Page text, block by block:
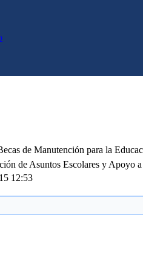
de Manutención para la
de Asuntos Escolares y Apoyo
12:53